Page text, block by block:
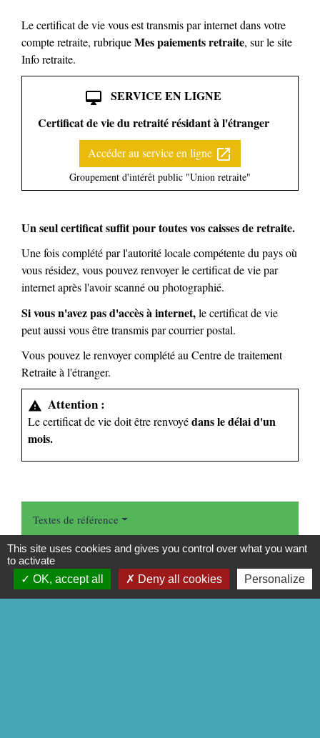
Le certificat de vie vous est transmis par internet dans votre
compte retraite, rubriqueMes paiements retraite, sur le site
Info retraite.
desktop_mac SERVICE EN LIGNE
Certificat de vie du retraité résidant à l'étranger
Accéder au service en ligne open_in_new
Groupement d'intérêt public "Union retraite"
Un seul certificat suffit pour toutes vos caisses de retraite.
Une fois complété par l'autorité locale compétente du pays où
vous résidez, vous pouvez renvoyer le certificat de vie par
internet après l'avoir scanné ou photographié.
Si vous n'avez pas d'accès à internet,le certificat de vie
peut aussi vous être transmis par courrier postal.
Vous pouvez le renvoyer complété au Centre de traitement
Retraite à l'étranger.
warning Attention :
Le certificat de vie doit être renvoyédans le délai d'un
mois.
Textes de référence
Services en ligne et formulaires
Signaler une erreur sur cette page
This site uses cookies and gives you control over what you want
to activate
OK, accept all
Deny all cookies Personalize